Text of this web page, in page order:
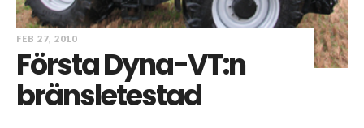
FEB 27, 2010
Första Dyna-VT:n
bränsletestad